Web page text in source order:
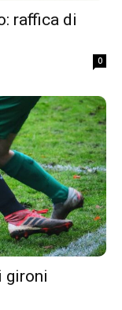
raffica di
0
gironi